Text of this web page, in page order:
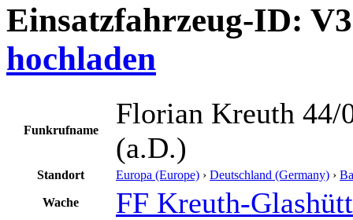
Einsatzfahrzeug-ID:
hochladen
Funkrufname
Florian Kreuth 44/
(a.D.)
Standort Europa (Europe) › Deutschland (Germany) ›
Wache FF Kreuth-